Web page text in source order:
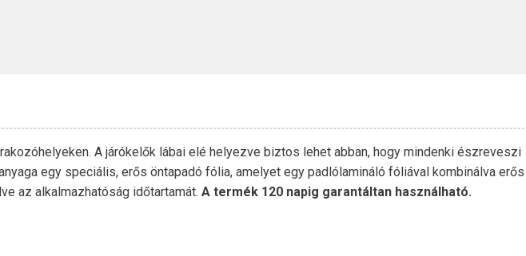
A járókelők lábai elé helyezve biztos lehet abban, hogy mindenki észreveszi
egy speciális, erős öntapadó fólia, amelyet egy padlólamináló fóliával kombinálva erős
az alkalmazhatóság időtartamát. A termék 120 napig garantáltan használható.